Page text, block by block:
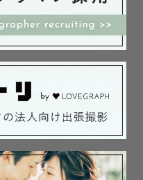
ロではないため、ご不
ていただきありがとうご